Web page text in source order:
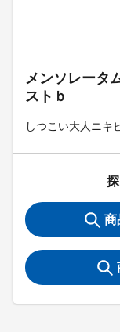
メンソレー
ストｂ
しつこい大人ニキ
商